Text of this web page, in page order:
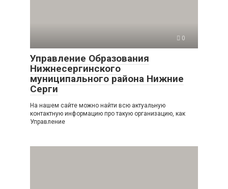
0
Управление Образования
Нижнесергинского
муниципального района Нижние
Серги
На нашем сайте можно найти всю актуальную
контактную информацию про такую организацию, как
Управление